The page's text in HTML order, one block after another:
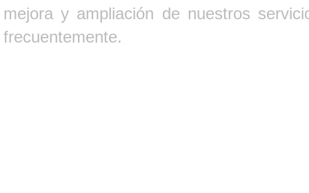
mejora y ampliación de nuestros
frecuentemente.